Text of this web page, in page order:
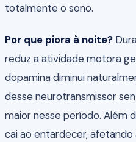
totalmente o sono.
Por que piora à noite?
reduz a atividade motora
dopamina diminui
desse neurotransmissor
maior nesse período. Além
cai ao entardecer,